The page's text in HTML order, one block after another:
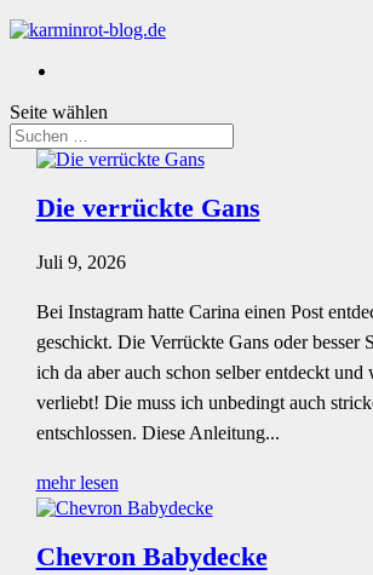
Seite wählen
Die verrückte Gans
Juli 9, 2026
Bei Instagram hatte Carina einen Post
geschickt. Die Verrückte Gans oder besser
ich da aber auch schon selber entdeckt und
verliebt! Die muss ich unbedingt auch
entschlossen. Diese Anleitung...
mehr lesen
Chevron Babydecke